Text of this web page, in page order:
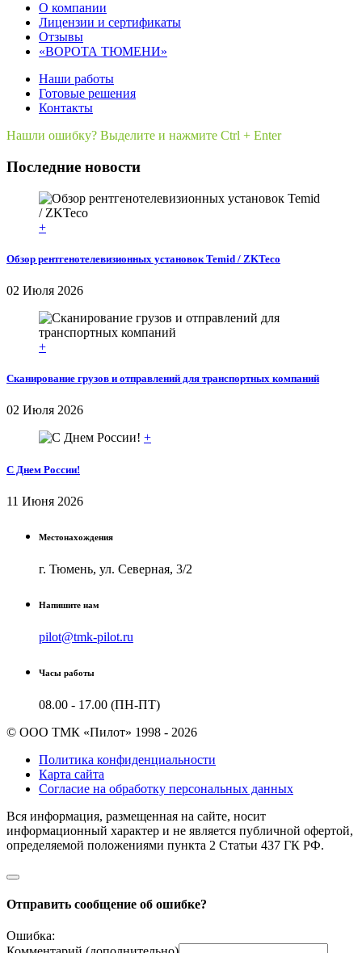
О компании
Лицензии и сертификаты
Отзывы
«ВОРОТА ТЮМЕНИ»
Наши работы
Готовые решения
Контакты
Нашли ошибку? Выделите и нажмите Ctrl + Enter
Последние новости
+
Обзор рентгенотелевизионных установок Temid / ZKTeco
02 Июля 2026
+
Сканирование грузов и отправлений для транспортных компаний
02 Июля 2026
+
С Днем России!
11 Июня 2026
Местонахождения
г. Тюмень, ул. Северная, 3/2
Напишите нам
pilot@tmk-pilot.ru
Часы работы
08.00 - 17.00 (ПН-ПТ)
© ООО ТМК «Пилот» 1998 - 2026
Политика конфиденциальности
Карта сайта
Согласие на обработку персональных данных
Вся информация, размещенная на сайте, носит
информационный характер и не является публичной офертой,
определяемой положениями пункта 2 Cтатьи 437 ГК РФ.
Отправить сообщение об ошибке?
Ошибка: